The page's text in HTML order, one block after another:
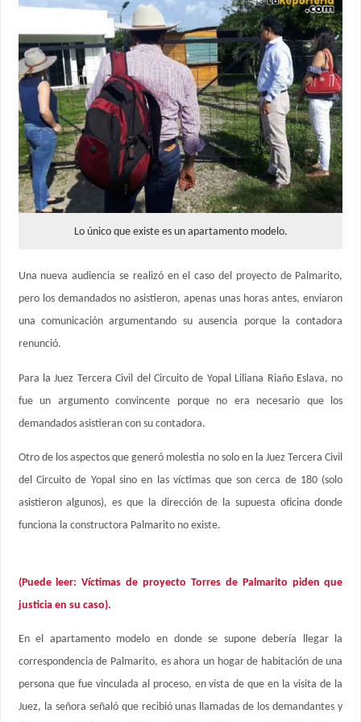
Lo único que existe es un apartamento modelo.
Una nueva audiencia se realizó en el caso del proyecto de Palmarito,
pero los demandados no asistieron, apenas unas horas antes, enviaron
una comunicación argumentando su ausencia porque la contadora
renunció.
Para la Juez Tercera Civil del Circuito de Yopal Liliana Riaño Eslava, no
fue un argumento convincente porque no era necesario que los
demandados asistieran con su contadora.
Otro de los aspectos que generó molestia no solo en la Juez Tercera Civil
del Circuito de Yopal sino en las víctimas que son cerca de 180 (solo
asistieron algunos), es que la dirección de la supuesta oficina donde
funciona la constructora Palmarito no existe.
(Puede leer: Víctimas de proyecto Torres de Palmarito piden que
justicia en su caso).
En el apartamento modelo en donde se supone debería llegar la
correspondencia de Palmarito, es ahora un hogar de habitación de una
persona que fue vinculada al proceso, en vista de que en la visita de la
Juez, la señora señaló que recibió unas llamadas de los demandantes y